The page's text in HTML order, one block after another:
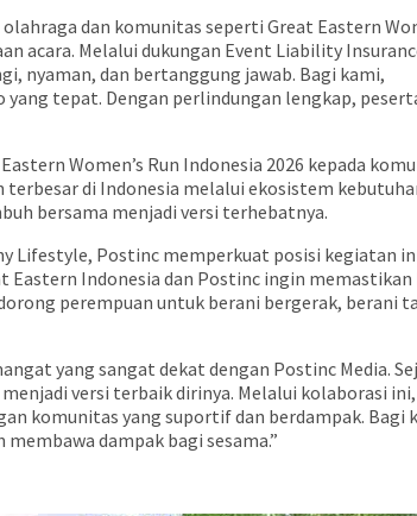
dan komunitas seperti Great Eastern
acara. Melalui dukungan Event Liability
nyaman, dan bertanggung jawab. Bagi kami,
tepat. Dengan perlindungan lengkap,
Women’s Run Indonesia 2026 kepada
di Indonesia melalui ekosistem
bersama menjadi versi terhebatnya.
Lifestyle, Postinc memperkuat posisi kegiatan
Eastern Indonesia dan Postinc ingin memastikan
perempuan untuk berani bergerak, berani
yang sangat dekat dengan Postinc Media.
versi terbaik dirinya. Melalui kolaborasi
komunitas yang suportif dan berdampak. Bagi
dampak bagi sesama.”